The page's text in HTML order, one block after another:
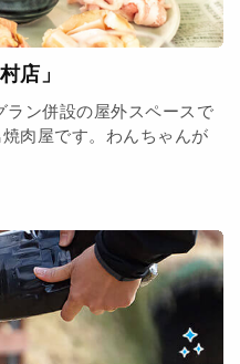
店」
ン併設の屋外スペースで
肉屋です。わんちゃんが